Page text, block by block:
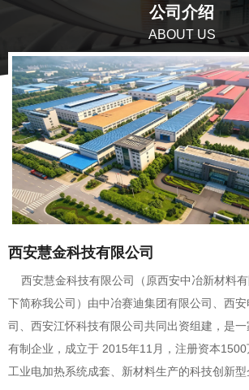
公司介绍
ABOUT US
西安慧金科技有限公司
西安慧金科技有限公司（原西安中冶新材料
下简称我公司）由中冶赛迪集团有限公司、西
司、西安江怀科技有限公司共同出资组建，是
有制企业，成立于 2015年11月，注册资本
工业电加热系统成套、新材料生产的科技创新型